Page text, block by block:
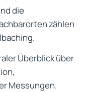
die
zählen
Überblick über
Messungen.